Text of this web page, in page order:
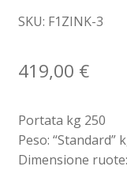
Shop
Sollevatori
Spedizioni
Transpallet
SKU: F1ZINK-3
419,00 €
Portata kg 250
Peso: “Standard”
Dimensione